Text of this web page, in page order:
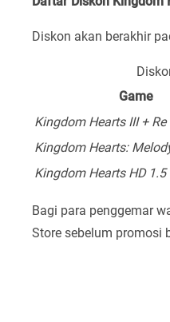
Diskon akan berakhir
Game
Kingdom Hearts III +
Kingdom Hearts:
Kingdom Hearts HD 1.5
Bagi para penggemar
Store sebelum promosi